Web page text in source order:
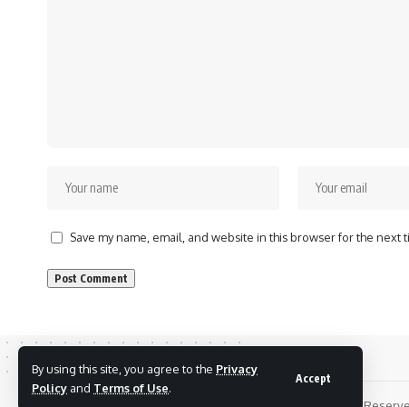
By using this site, you agree to the Privacy
Policy and Terms of Use.
Accept
Save my name, email, and website in this browser for the next